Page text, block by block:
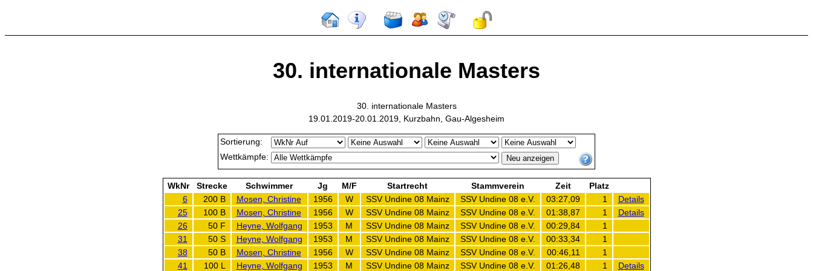
30. internationale Masters
30. internationale Masters
19.01.2019-20.01.2019, Kurzbahn, Gau-Algesheim
Sortierung:
Wettkämpfe:
WkNr Strecke Schwimmer Jg M/F Startrecht Stammverein Zeit
Platz
6
200 B Mosen, Christine 1956 W SSV Undine 08 Mainz SSV Undine 08 e.V. 03:27,09 1
Details
25
100 B Mosen, Christine 1956 W SSV Undine 08 Mainz SSV Undine 08 e.V. 01:38,87 1
Details
26
50 F Heyne, Wolfgang 1953 M SSV Undine 08 Mainz SSV Undine 08 e.V. 00:29,84
1
31
50 S Heyne, Wolfgang 1953 M SSV Undine 08 Mainz SSV Undine 08 e.V. 00:33,34
1
38
50 B Mosen, Christine 1956 W SSV Undine 08 Mainz SSV Undine 08 e.V. 00:46,11
1
41
100 L Heyne, Wolfgang 1953 M SSV Undine 08 Mainz SSV Undine 08 e.V. 01:26,48 1 Details